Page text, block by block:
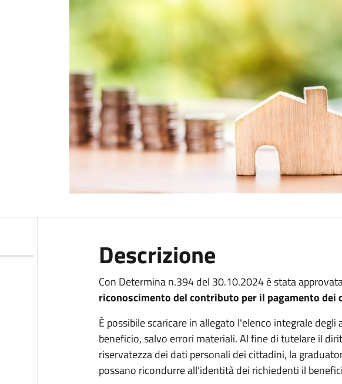
Descrizione
Con Determina n.394 del 30.10.2024 è stata
riconoscimento del contributo per il pagamento dei
È possibile scaricare in allegato l'elenco integrale degli
beneficio, salvo errori materiali. Al fine di tutelare il
riservatezza dei dati personali dei cittadini, la
possano ricondurre all’identità dei richiedenti il